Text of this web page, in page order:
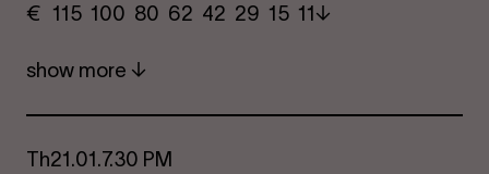
€ ​ 115 100 80​ 62 42 29​ 15 11
show more
Th21.01.7.30 PM